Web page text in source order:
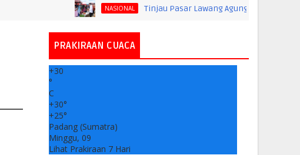
NASIONAL Tinjau Pasar Lawang Agung, Jokowi Pastikan
PRAKIRAAN CUACA
+30
°
C
+30°
+25°
Padang (Sumatra)
Minggu, 09
Lihat Prakiraan 7 Hari